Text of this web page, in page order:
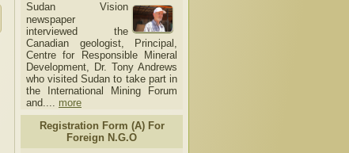
Sudan Vision
newspaper
interviewed the
Canadian geologist, Principal,
Centre for Responsible Mineral
Development, Dr. Tony Andrews
who visited Sudan to take part in
the International Mining Forum
and.... more
Registration Form (A) For
Foreign N.G.O